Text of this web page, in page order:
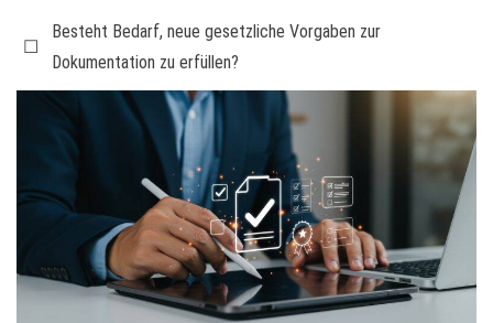
☐
Besteht Bedarf, neue gesetzliche Vorgaben zur
Dokumentation zu erfüllen?